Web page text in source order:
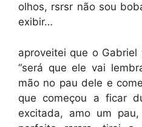
olhos, rsrsr não sou
exibir…
aproveitei que o
“será que ele vai
mão no pau dele e
que começou a ficar
excitada, amo um